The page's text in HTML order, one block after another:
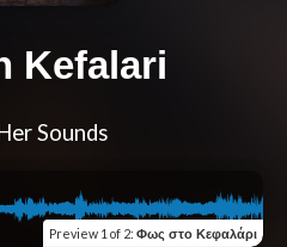
Kefalari
Sounds
Preview 1 of 2: Φως στο Κεφαλάρι